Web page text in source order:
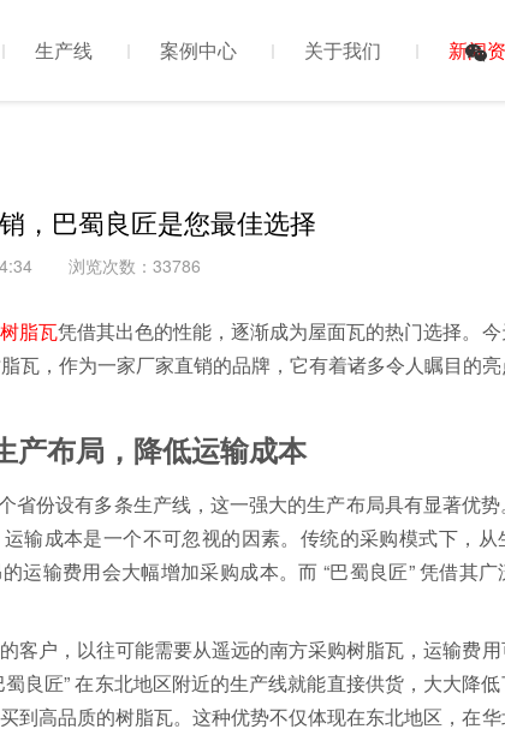
生产线 案例中心 关于我们 新闻
，巴蜀良匠是您最佳选择
浏览次数：33786
树脂瓦凭借其出色的性能，逐渐成为屋面瓦的热门选择。
瓦，作为一家厂家直销的品牌，它有着诸多令人瞩目的亮
产布局，降低运输成本
省份设有多条生产线，这一强大的生产布局具有显著优
输成本是一个不可忽视的因素。传统的采购模式下，从
运输费用会大幅增加采购成本。而 “巴蜀良匠” 凭借其广
客户，以往可能需要从遥远的南方采购树脂瓦，运输费
良匠” 在东北地区附近的生产线就能直接供货，大大降
到高品质的树脂瓦。这种优势不仅体现在东北地区，在华